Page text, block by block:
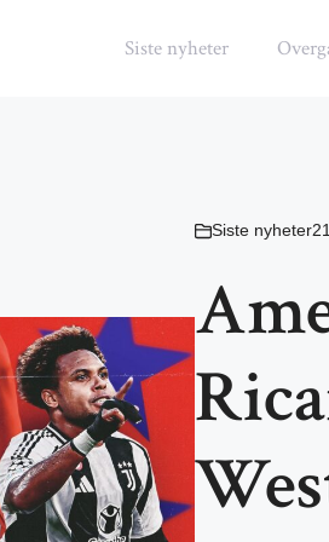
Siste nyheter
Siste nyheter